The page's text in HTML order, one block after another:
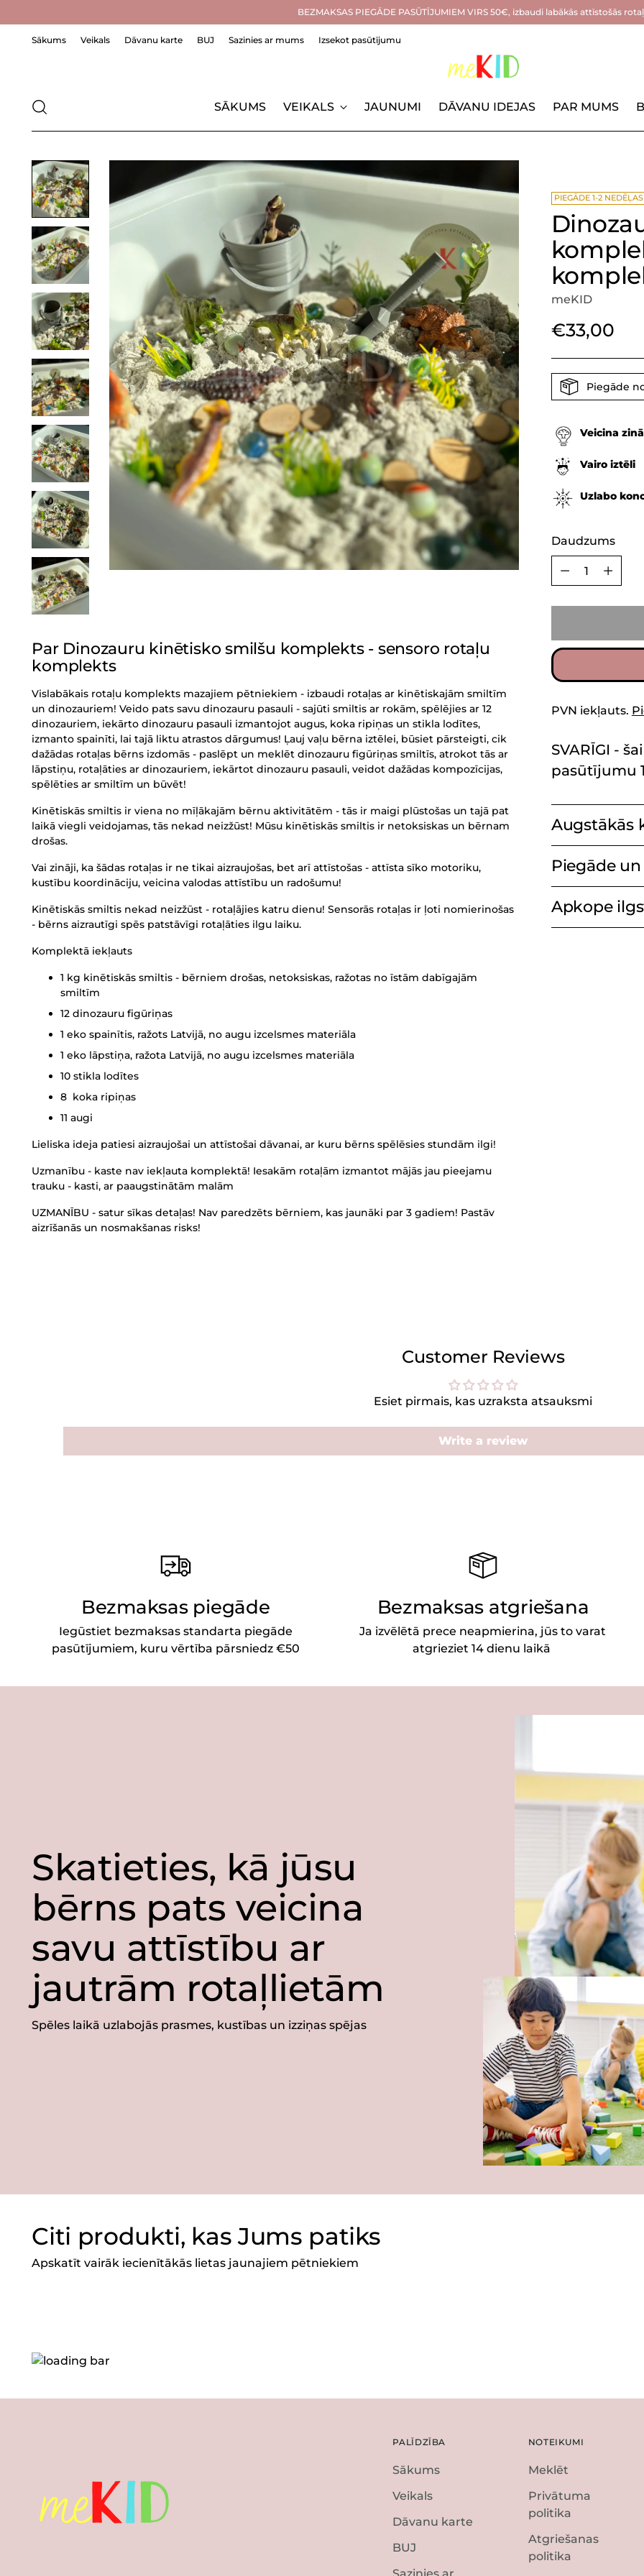
BEZMAKSAS PIEGĀDE PASŪTĪJUMIEM VIRS 50€, izbaudi labākās attīstošās
Sākums Veikals Dāvanu karte BUJ Sazinies ar mums Izsekot pasūtījumu
SĀKUMS VEIKALS JAUNUMI DĀVANU IDEJAS PAR MUMS
Par Dinozauru kinētisko smilšu komplekts - sensoro rotaļu
komplekts
Vislabākais rotaļu komplekts mazajiem pētniekiem - izbaudi rotaļas ar kinētiskajām smiltīm
un dinozauriem! Veido pats savu dinozauru pasauli - sajūti smiltis ar rokām, spēlējies ar 12
dinozauriem, iekārto dinozauru pasauli izmantojot augus, koka ripiņas un stikla lodītes,
izmanto spainīti, lai tajā liktu atrastos dārgumus! Ļauj vaļu bērna iztēlei, būsiet pārsteigti, cik
dažādas rotaļas bērns izdomās - paslēpt un meklēt dinozauru figūriņas smiltīs, atrokot tās ar
lāpstiņu, rotaļāties ar dinozauriem, iekārtot dinozauru pasauli, veidot dažādas kompozīcijas,
spēlēties ar smiltīm un būvēt!
Kinētiskās smiltis ir viena no mīļākajām bērnu aktivitātēm - tās ir maigi plūstošas un tajā pat
laikā viegli veidojamas, tās nekad neizžūst! Mūsu kinētiskās smiltis ir netoksiskas un bērnam
drošas.
Vai zināji, ka šādas rotaļas ir ne tikai aizraujošas, bet arī attīstošas - attīsta sīko motoriku,
kustību koordināciju, veicina valodas attīstību un radošumu!
Kinētiskās smiltis nekad neizžūst - rotaļājies katru dienu! Sensorās rotaļas ir ļoti nomierinošas
- bērns aizrautīgi spēs patstāvīgi rotaļāties ilgu laiku.
Komplektā iekļauts
1 kg kinētiskās smiltis - bērniem drošas, netoksiskas, ražotas no īstām dabīgajām
smiltīm
12 dinozauru figūriņas
1 eko spainītis, ražots Latvijā, no augu izcelsmes materiāla
1 eko lāpstiņa, ražota Latvijā, no augu izcelsmes materiāla
10 stikla lodītes
8 koka ripiņas
11 augi
Lieliska ideja patiesi aizraujošai un attīstošai dāvanai, ar kuru bērns spēlēsies stundām ilgi!
Uzmanību - kaste nav iekļauta komplektā! Iesakām rotaļām izmantot mājās jau pieejamu
trauku - kasti, ar paaugstinātām malām
UZMANĪBU - satur sīkas detaļas! Nav paredzēts bērniem, kas jaunāki par 3 gadiem! Pastāv
aizrīšanās un nosmakšanas risks!
PIEGĀDE 1-2 NEDĒĻAS
meKID
Parastā
cena
€33,00
Piegāde
Veicina
Vairo iztēli
Uzlabo
Daudzums
Daudzums
PVN iekļauts.
SVARĪGI -
pasūtījumu
Augstākās
Piegāde
Apkope
Customer Reviews
Esiet pirmais, kas uzraksta atsauksmi
Write a review
Bezmaksas piegāde
Iegūstiet bezmaksas standarta piegāde
pasūtījumiem, kuru vērtība pārsniedz €50
Bezmaksas atgriešana
Ja izvēlētā prece neapmierina, jūs to varat
atgrieziet 14 dienu laikā
Skatieties, kā jūsu
bērns pats veicina
savu attīstību ar
jautrām rotaļlietām
Spēles laikā uzlabojās prasmes, kustības un izziņas spējas
Citi produkti, kas Jums patiks
Apskatīt vairāk iecienītākās lietas jaunajiem pētniekiem
PALĪDZĪBA
Sākums
Veikals
Dāvanu karte
BUJ
NOTEIKUMI
Meklēt
Privātuma
politika
Atgriešanas
politika